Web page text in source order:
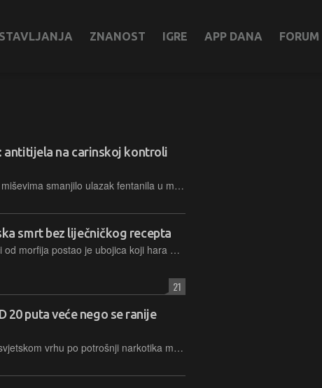
ZNANOST IGRE APP DANA FORUM
antitijela na carinskoj kontroli
Eksperimentalno cjepivo je u miševima smanjilo ulazak fentanila u mozak i spriječilo zastoj disanja nakon inače rizično visokih doza, što ipak ne pretvara fentanil u bezazlen i siguran analgetik
smrt bez liječničkog recepta
Sintetski spoj stotinu puta jači od morfija postao je ubojica koji hara SAD-om i prijeti ostatku svijeta, dok njegovi logistički i distribucijski kanali otkrivaju mračnu stranu globalizacije i farmaceutskog inženjeringa
21
20 puta veće nego se ranije
Sjedinjene Države koje su u svjetskom vrhu po potrošnji narkotika mogle bi još malo napredovati na toj ljestvici – novo istraživanje pokazuje da je potrošnja opioida i do 20 puta veća od ranijih procjena